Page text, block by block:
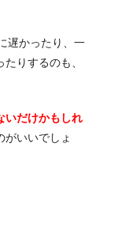
遅かったり、一
りするのも、
いだけかもしれ
がいいでしょ